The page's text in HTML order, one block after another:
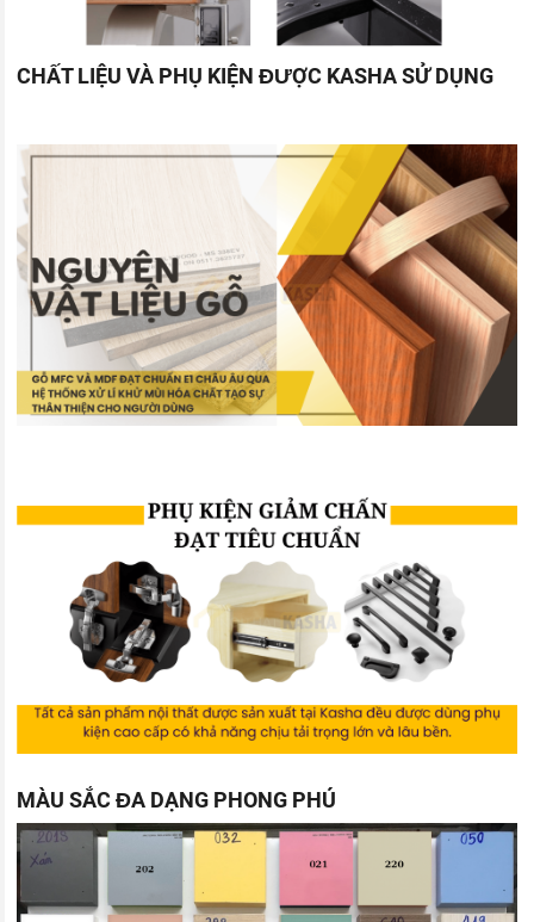
CHẤT LIỆU VÀ PHỤ KIỆN ĐƯỢC KASHA SỬ DỤNG
MÀU SẮC ĐA DẠNG PHONG PHÚ